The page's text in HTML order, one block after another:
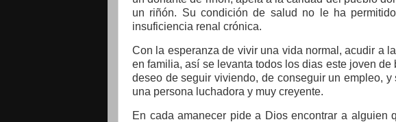
un riñón. Su condición de salud no le ha
insuficiencia renal crónica.
Con la esperanza de vivir una vida normal, acudir a
en familia, así se levanta todos los dias este joven de
deseo de seguir viviendo, de conseguir un empleo,
una persona luchadora y muy creyente.
En cada amanecer pide a Dios encontrar a alguien